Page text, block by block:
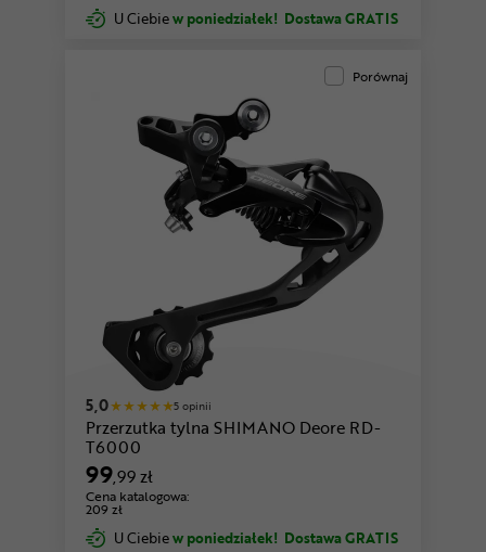
U Ciebiew poniedziałek! Dostawa GRATIS
Porównaj
5,0 5 opinii
Przerzutka tylna SHIMANO Deore RD-
T6000
99,99 zł
Cena katalogowa:
209 zł
U Ciebiew poniedziałek! Dostawa GRATIS